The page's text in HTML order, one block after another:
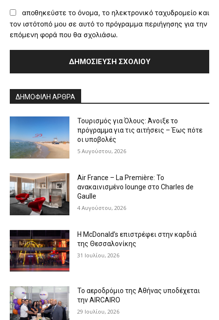
αποθηκεύστε το όνομα, το ηλεκτρονικό ταχυδρομείο και
τον ιστότοπό μου σε αυτό το πρόγραμμα περιήγησης για την
επόμενη φορά που θα σχολιάσω.
ΔΗΜΟΦΙΛΗ ΑΡΘΡΑ
Τουρισμός για Όλους: Άνοιξε το
πρόγραμμα για τις αιτήσεις – Έως πότε
οι υποβολές
5 Αυγούστου, 2026
Air France – La Première: Το
ανακαινισμένο lounge στο Charles de
Gaulle
4 Αυγούστου, 2026
Η McDonald’s επιστρέφει στην καρδιά
της Θεσσαλονίκης
31 Ιουλίου, 2026
Το αεροδρόμιο της Αθήνας υποδέχεται
την AIRCAIRO
29 Ιουλίου, 2026